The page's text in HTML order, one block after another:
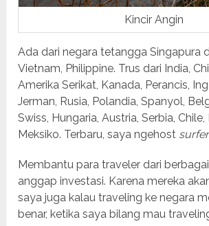
Kincir Angin
Ada dari negara tetangga Singapura
Vietnam, Philippine. Trus dari India,
Amerika Serikat, Kanada, Perancis,
Jerman, Rusia, Polandia, Spanyol,
Swiss, Hungaria, Austria, Serbia, Chile,
Meksiko. Terbaru, saya ngehost surfer
Membantu para traveler dari
anggap investasi. Karena mereka
saya juga kalau traveling ke negara
benar, ketika saya bilang mau